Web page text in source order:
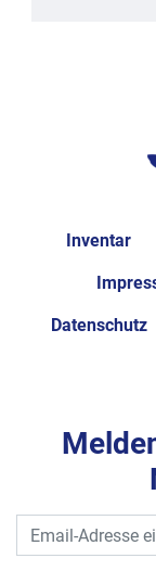
Inventar
Datenschutz